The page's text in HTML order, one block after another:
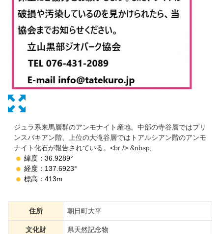
ジュラ系来馬層群のアンモナイト産地。中部の寺谷層ではプリ
ンスバキアン階、上位の大滝谷層ではトアルシアン階のアンモ
ナイト化石が報告されている。<br /> &nbsp;
緯度：36.9289°
経度：137.6923°
標高：413m
住所 朝日町大平
文化財 県天然記念物